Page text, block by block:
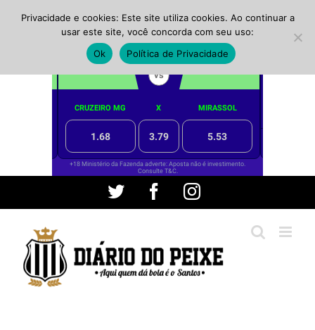
conteúdo
Twitter FacebookInstagram
Privacidade e cookies: Este site utiliza cookies. Ao continuar a
usar este site, você concorda com seu uso:
Ok
Política de Privacidade